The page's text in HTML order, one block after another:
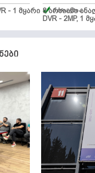
- 1 მყარი 8 არხიანი
DVR - 2MP, 1
მარაგშია